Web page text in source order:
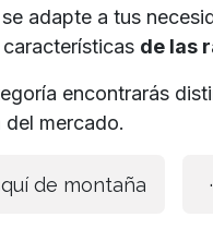
adapte a tus
de las
encontrarás
mercado.
de montaña